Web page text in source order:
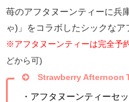
苺のアフタヌーンティーに兵
ゃ)」をコラボしたシックなア
※アフタヌーンティーは完全予
どから可)
Strawberry Afternoon
・アフタヌーンティーセ